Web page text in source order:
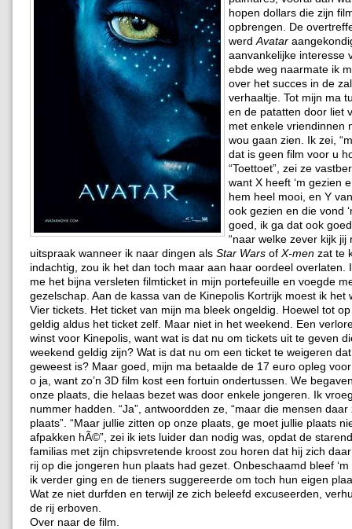
hopen dollars die zijn
opbrengen. De
werd Avatar
aanvankelijke interesse
ebde weg naarmate ik
over het succes in de
verhaaltje. Tot mijn ma
en de patatten door liet
met enkele vriendinnen
wou gaan zien. Ik zei,
dat is geen film voor u
“Toettoet”, zei ze
want X heeft ‘m gezien
hem heel mooi, en Y
ook gezien en die vond
goed, ik ga dat ook
“naar welke zever kijk jij
uitspraak wanneer ik naar dingen als Star Wars of X-men zat te
indachtig, zou ik het dan toch maar aan haar oordeel overlaten.
me het bijna versleten filmticket in mijn portefeuille en voegde
gezelschap. Aan de kassa van de Kinepolis Kortrijk moest ik het
Vier tickets. Het ticket van mijn ma bleek ongeldig. Hoewel tot
geldig aldus het ticket zelf. Maar niet in het weekend. Een
winst voor Kinepolis, want wat is dat nu om tickets uit te geven
weekend geldig zijn? Wat is dat nu om een ticket te weigeren
geweest is? Maar goed, mijn ma betaalde de 17 euro opleg
o ja, want zo’n 3D film kost een fortuin ondertussen. We
onze plaats, die helaas bezet was door enkele jongeren. Ik
nummer hadden. “Ja”, antwoordden ze, “maar die mensen
plaats”. “Maar jullie zitten op onze plaats, ge moet jullie plaats
afpakken hÃ©”, zei ik iets luider dan nodig was, opdat de
familias met zijn chipsvretende kroost zou horen dat hij zich
rij op die jongeren hun plaats had gezet. Onbeschaamd bleef
ik verder ging en de tieners suggereerde om toch hun eigen
Wat ze niet durfden en terwijl ze zich beleefd excuseerden,
de rij erboven.
Over naar de film.